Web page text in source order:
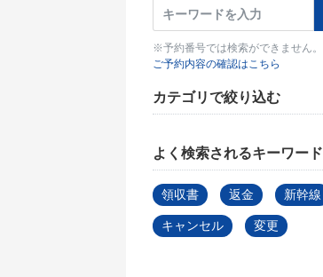
※予約番号では検索ができません。
ご予約内容の確認はこちら
カテゴリで絞り込む
よく検索されるキーワード
領収書 返金 新幹線
キャンセル 変更